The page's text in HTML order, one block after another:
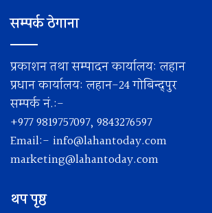
सम्पर्क ठेगाना
प्रकाशन तथा सम्पादन कार्यालय: लहान
प्रधान कार्यालय: लहान-24 गोबिन्द्पुर
सम्पर्क नं.:-
+977 9819757097, 9843276597
Email:- info@lahantoday.com
marketing@lahantoday.com
थप पृष्ठ